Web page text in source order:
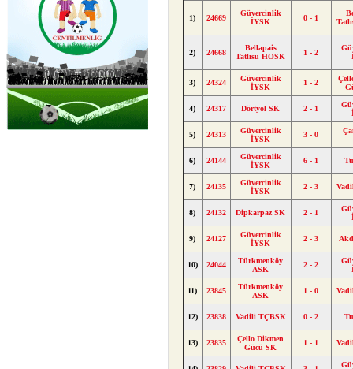
1) 24669
Güvercinlik
İYSK
0 - 1
2) 24668
Bellapais
Tatlısu HOSK
1 - 2
3) 24324
Güvercinlik
İYSK
1 - 2
4) 24317 Dörtyol SK 2 - 1
5) 24313
Güvercinlik
İYSK
3 - 0
6) 24144
Güvercinlik
İYSK
6 - 1
7) 24135
Güvercinlik
İYSK
2 - 3
8) 24132 Dipkarpaz SK 2 - 1
9) 24127
Güvercinlik
İYSK
2 - 3
10) 24044
Türkmenköy
ASK
2 - 2
11) 23845
Türkmenköy
ASK
1 - 0
12) 23838 Vadili TÇBSK 0 - 2
13) 23835
Çello Dikmen
Gücü SK
1 - 1